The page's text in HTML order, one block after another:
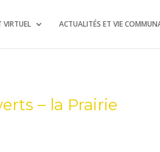
VIRTUEL ACTUALITÉS ET VIE
– la Prairie